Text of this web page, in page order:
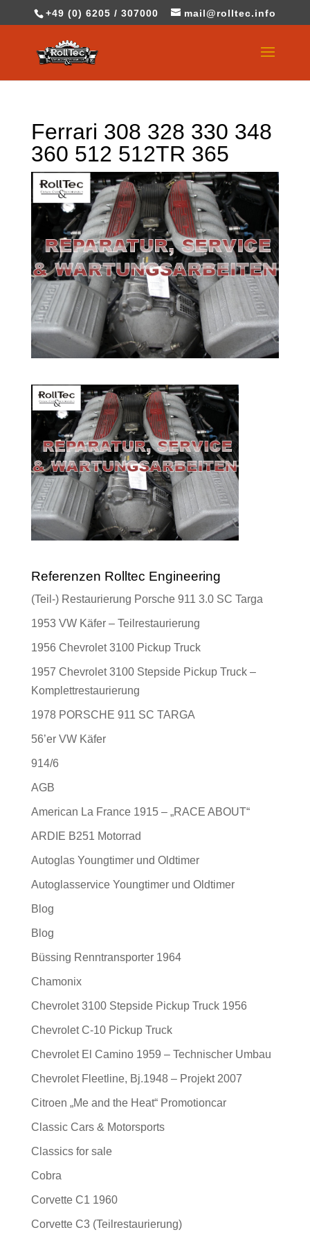
+49 (0) 6205 / 307000 mail@rolltec.info
Ferrari 308 328 330 348
360 512 512TR 365
Referenzen Rolltec Engineering
(Teil-) Restaurierung Porsche 911 3.0 SC Targa
1953 VW Käfer – Teilrestaurierung
1956 Chevrolet 3100 Pickup Truck
1957 Chevrolet 3100 Stepside Pickup Truck –
Komplettrestaurierung
1978 PORSCHE 911 SC TARGA
56’er VW Käfer
914/6
AGB
American La France 1915 – „RACE ABOUT“
ARDIE B251 Motorrad
Autoglas Youngtimer und Oldtimer
Autoglasservice Youngtimer und Oldtimer
Blog
Blog
Büssing Renntransporter 1964
Chamonix
Chevrolet 3100 Stepside Pickup Truck 1956
Chevrolet C-10 Pickup Truck
Chevrolet El Camino 1959 – Technischer Umbau
Chevrolet Fleetline, Bj.1948 – Projekt 2007
Citroen „Me and the Heat“ Promotioncar
Classic Cars & Motorsports
Classics for sale
Cobra
Corvette C1 1960
Corvette C3 (Teilrestaurierung)